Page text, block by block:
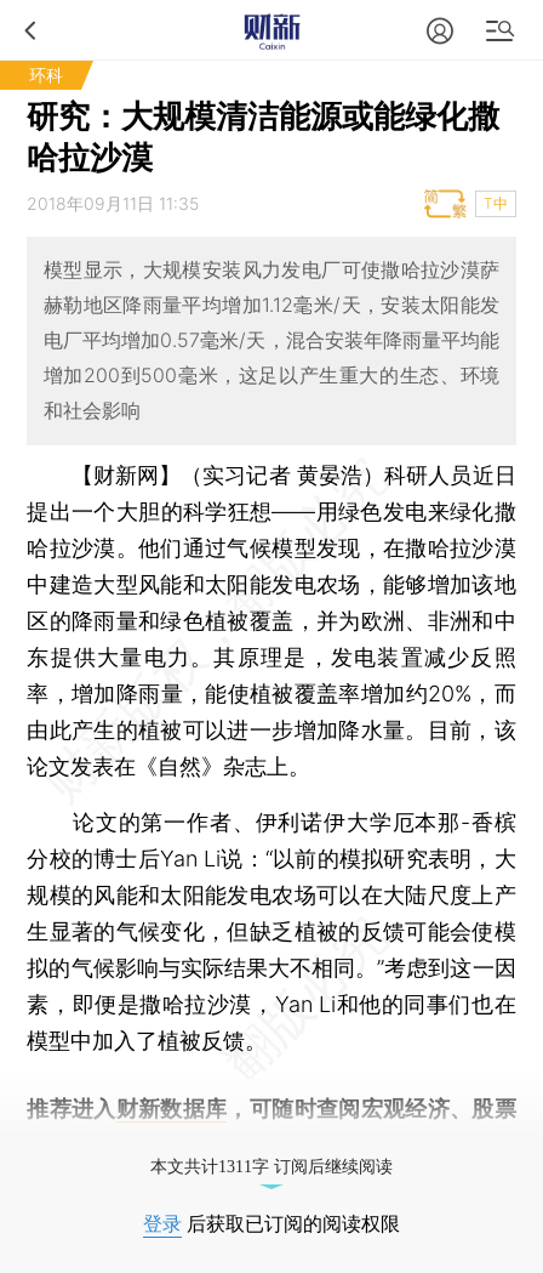
环科
研究：大规模清洁能源或能绿化撒
哈拉沙漠
2018年09月11日 11:35 T中
模型显示，大规模安装风力发电厂可使撒哈拉沙漠萨
赫勒地区降雨量平均增加1.12毫米/天，安装太阳能发
电厂平均增加0.57毫米/天，混合安装年降雨量平均能
增加200到500毫米，这足以产生重大的生态、环境
和社会影响
【财新网】（实习记者 黄晏浩）科研人员近日
提出一个大胆的科学狂想——用绿色发电来绿化撒
哈拉沙漠。他们通过气候模型发现，在撒哈拉沙漠
中建造大型风能和太阳能发电农场，能够增加该地
区的降雨量和绿色植被覆盖，并为欧洲、非洲和中
东提供大量电力。其原理是，发电装置减少反照
率，增加降雨量，能使植被覆盖率增加约20%，而
由此产生的植被可以进一步增加降水量。目前，该
论文发表在《自然》杂志上。
论文的第一作者、伊利诺伊大学厄本那-香槟
分校的博士后Yan Li说：“以前的模拟研究表明，大
规模的风能和太阳能发电农场可以在大陆尺度上产
生显著的气候变化，但缺乏植被的反馈可能会使模
拟的气候影响与实际结果大不相同。”考虑到这一因
素，即便是撒哈拉沙漠，Yan Li和他的同事们也在
模型中加入了植被反馈。
推荐进入 财新数据库 ，可随时查阅宏观经济、股票
本文共计1311字 订阅后继续阅读
登录 后获取已订阅的阅读权限